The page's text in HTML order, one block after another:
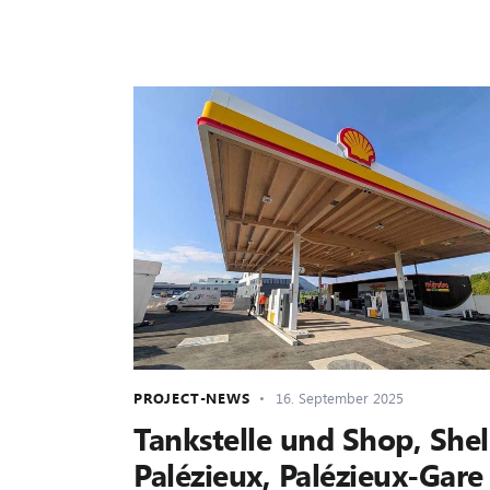
PROJECT-NEWS 16. September 2025
Tankstelle und Shop,
Palézieux, Palézieux-Gare